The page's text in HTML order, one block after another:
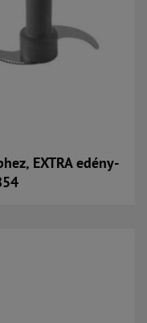
EXTRA edény-